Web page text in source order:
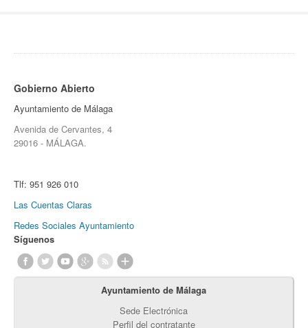
Gobierno Abierto
Ayuntamiento de Málaga
Avenida de Cervantes, 4
29016 - MÁLAGA.
Tlf: 951 926 010
Las Cuentas Claras
Redes Sociales Ayuntamiento
Síguenos
Ayuntamiento de Málaga
Sede Electrónica
Perfil del contratante